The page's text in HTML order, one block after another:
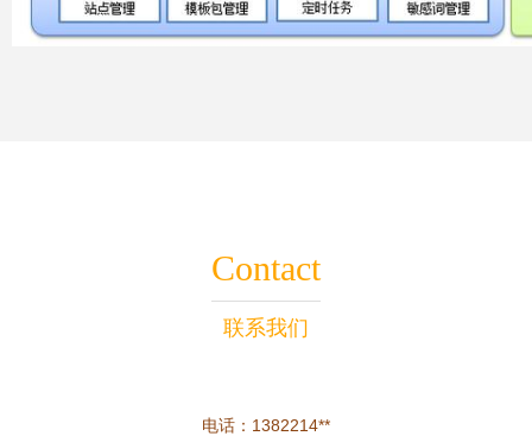
Contact
联系我们
电话：1382214**